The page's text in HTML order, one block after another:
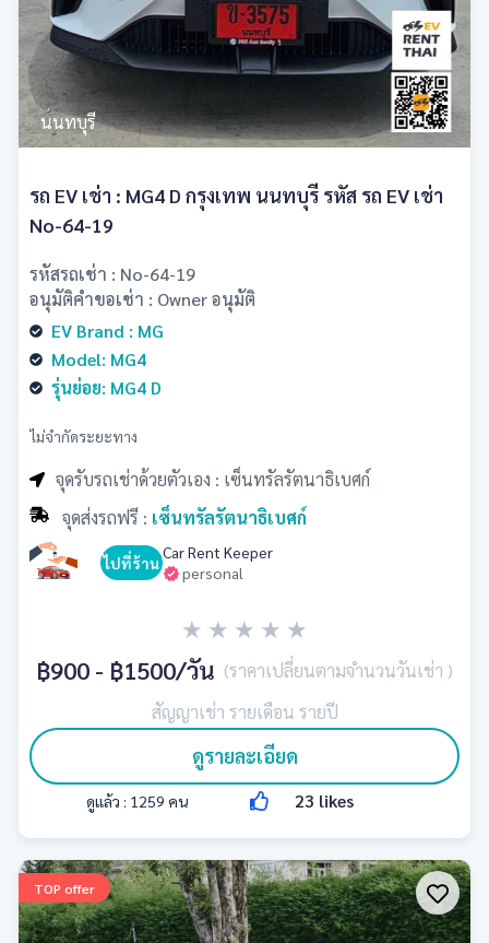
นนทบุรี
รถ EV เช่า : MG4 D กรุงเทพ นนทบุรี รหัส รถ EV เช่า
No-64-19
รหัสรถเช่า : No-64-19
อนุมัติคำขอเช่า : Owner อนุมัติ
EV Brand : MG
Model: MG4
รุ่นย่อย: MG4 D
ไม่จำกัดระยะทาง
จุดรับรถเช่าด้วยตัวเอง : เซ็นทรัลรัตนาธิเบศก์
จุดส่งรถฟรี : เซ็นทรัลรัตนาธิเบศก์
ไปที่ร้าน
personal
Car Rent Keeper
฿900 - ฿1500/วัน (ราคาเปลี่ยนตามจำนวนวันเช่า )
สัญญาเช่า รายเดือน รายปี
★ ★ ★ ★ ★
ดูรายละเอียด
ดูแล้ว : 1259 คน 23 likes
TOP offer